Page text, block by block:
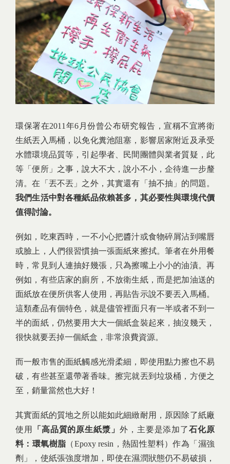
環保署在2011年6月份曾公布研究報告，宣稱不宜將衛
生紙丟入馬桶，以免化糞池阻塞，影響居家附近及承受
水體環境品質等，引起學者、民間團體與業者質疑，此
等「便所」之事，說大不大，說小不小，企待進一步釐
清。在「丟不丟」之外，其實還有「抽不抽」的問題。
我們生活中對各種紙品依賴甚多，其必要性與環境代價
值得討論。
例如，吃東西時，一不小心把醬汁或食物碎屑沾到嘴唇
或臉上，人們很習慣抽一張面紙來擦拭。筆者在外用餐
時，常見到人連抽好幾張，只為擦嘴上小小的油漬。再
例如，有些店家的廁所，不放衛生紙，而是把加油送的
面紙放在便所供客人使用，再貼告示說不要丟入馬桶。
這類產品有個特色，就是儘管裡面只有一半或者不到一
半的面紙，仍然要用大大一個紙盒裝起來，抽沒幾天，
很快就要丟掉一個紙盒，非常浪費資源。
而一般市售的面紙觸感光滑柔細，即使用點力擦也不易
破，有些甚至還帶著香味。擦完就丟到垃圾桶，方便之
至，銷量當然也大好！
其實面紙的質地之所以能如此細緻耐用，原因除了紙廠
使用
「高品質的原生紙漿」 外，主要是添加了石化原
料：環氧樹脂 （Epoxy resin，熱固性塑料）作為「濕強
劑」，使紙張強度增加，即使在濕潤狀態仍不易破損，